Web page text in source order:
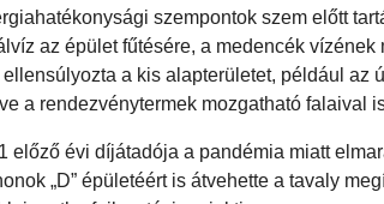
szempontok szem előtt
az épület fűtésére, a medencék
a kis alapterületet, például az
a rendezvénytermek mozgatható falaival
előző évi díjátadója a pandémia miatt
„D” épületéért is átvehette a tavaly